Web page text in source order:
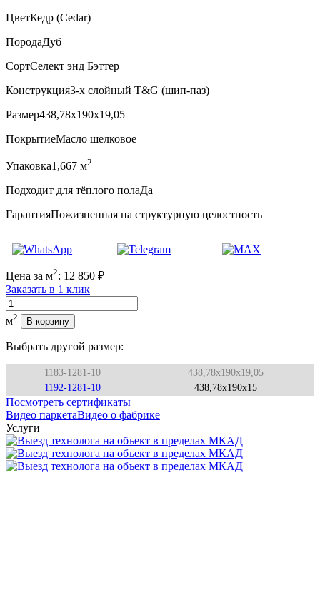
ЦветКедр (Cedar)
ПородаДуб
СортСелект энд Бэттер
Конструкция3-х слойный T&G (шип-паз)
Размер438,78x190x19,05
ПокрытиеМасло шелковое
Упаковка1,667 м2
Подходит для тёплого полаДа
ГарантияПожизненная на структурную целостность
Цена за м2: 12 850 ₽
Заказать в 1 клик
Количество
м2 В корзину
Выбрать другой размер:
1183-1281-10
438,78x190x19,05
1192-1281-10
438,78x190x15
Посмотреть сертификаты
Видео паркетаВидео о фабрике
Услуги